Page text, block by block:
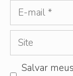
E-
mail
Site
Salvar